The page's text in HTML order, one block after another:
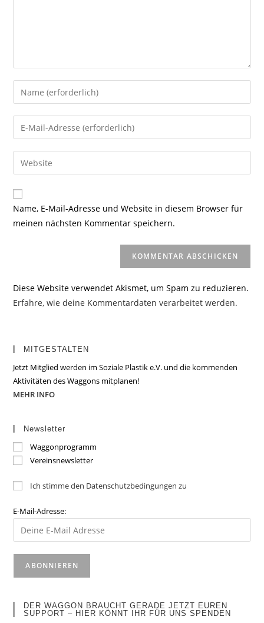
Gib
deinen
Namen
oder
zum
Kommentieren
ein
Gib
deine
E-
Mail-
zum
Kommentieren
ein
Gib
deine
Website-
URL
Name, E-Mail-Adresse und Website in diesem Browser für
meinen nächsten Kommentar speichern.
Diese Website verwendet Akismet, um Spam zu reduzieren.
Erfahre, wie deine Kommentardaten verarbeitet werden.
MITGESTALTEN
Jetzt Mitglied werden im Soziale Plastik e.V. und die kommenden
Aktivitäten des Waggons mitplanen!
MEHR INFO
Newsletter
Waggonprogramm
Vereinsnewsletter
Ich stimme den Datenschutzbedingungen zu
E-Mail-Adresse:
DER WAGGON BRAUCHT GERADE JETZT EUREN
SUPPORT – HIER KÖNNT IHR FÜR UNS SPENDEN